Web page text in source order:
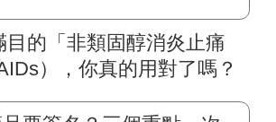
目的「非類固醇消炎止痛
），你真的用對了嗎？